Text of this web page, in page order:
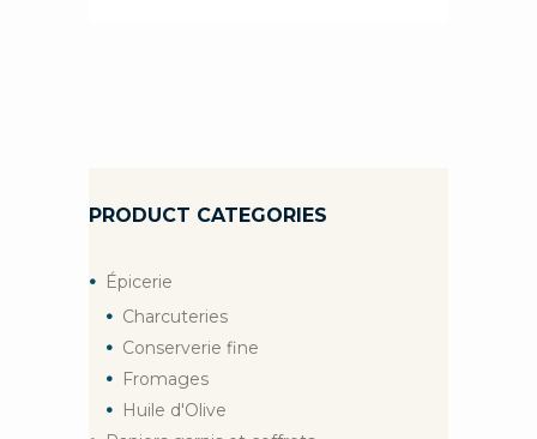
PRODUCT CATEGORIES
Épicerie
Charcuteries
Conserverie fine
Fromages
Huile d'Olive